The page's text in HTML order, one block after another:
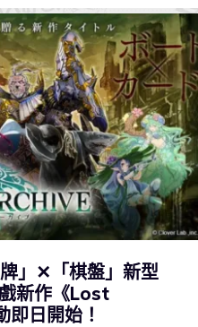
」✕「棋盤」新型
新作《Lost
日開始！